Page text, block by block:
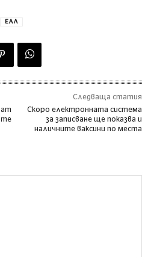
ЕАЛ
Следваща статия
Скоро електронната система
за записване ще показва и
наличните ваксини по места